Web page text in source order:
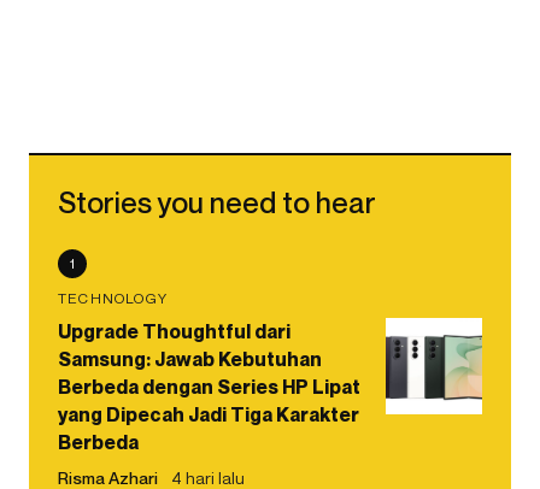
Stories you need to hear
1
TECHNOLOGY
Upgrade Thoughtful dari
Samsung: Jawab Kebutuhan
Berbeda dengan Series HP Lipat
yang Dipecah Jadi Tiga Karakter
Berbeda
Risma Azhari 4 hari lalu